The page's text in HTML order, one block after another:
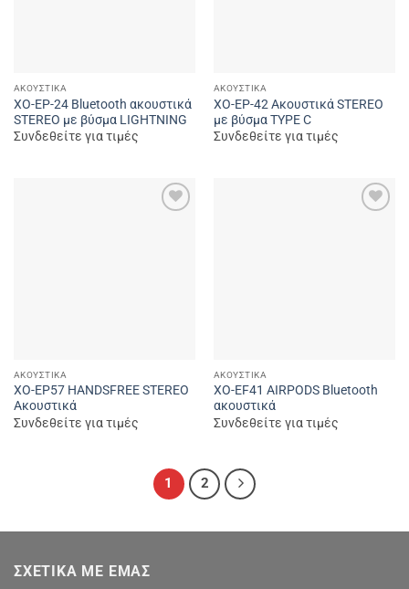
ΑΚΟΥΣΤΙΚΆ
XO-EP-24 Bluetooth ακουστικά
STEREO με βύσμα LIGHTNING
Συνδεθείτε για τιμές
ΑΚΟΥΣΤΙΚΆ
XO-EP-42 Ακουστικά STEREO
με βύσμα TYPE C
Συνδεθείτε για τιμές
ΑΚΟΥΣΤΙΚΆ
XO-EP57 HANDSFREE STEREO
Ακουστικά
Συνδεθείτε για τιμές
ΑΚΟΥΣΤΙΚΆ
XO-EF41 AIRPODS Bluetooth
ακουστικά
Συνδεθείτε για τιμές
1 2
ΣΧΕΤΙΚΆ ΜΕ ΕΜΆΣ